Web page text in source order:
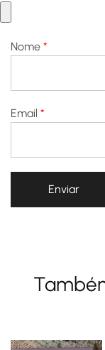
Nome *
Email *